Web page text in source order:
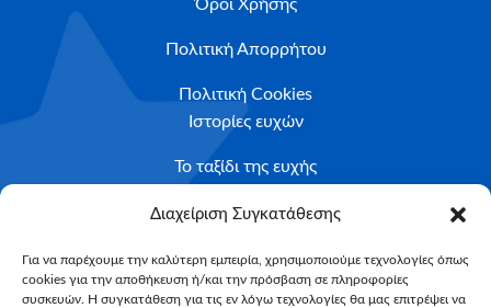
Διαχείριση Συγκατάθεσης
Για να παρέχουμε την καλύτερη εμπειρία, χρησιμοποιούμε τεχνολογίες όπως
cookies για την αποθήκευση ή/και την πρόσβαση σε πληροφορίες
συσκευών. Η συγκατάθεση για τις εν λόγω τεχνολογίες θα μας επιτρέψει να
Όροι Χρήσης
Πολιτική Απορρήτου
Πολιτική Cookies
Ιστορίες ευχών
Το ταξίδι της ευχής
Κριτήρια Καταλληλότητας
Υποβολή Αιτήματος
NEWSLETTER